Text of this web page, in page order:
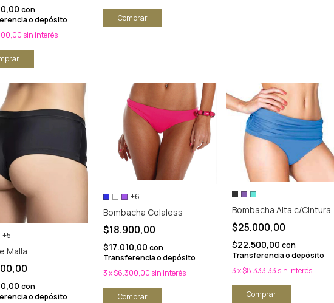
con
o depósito
sin interés
Comprar
+5
Malla
con
o depósito
+6
Bombacha Colaless
$18.900,00
$17.010,00con
Transferencia o depósito
3x$6.300,00 sin interés
Comprar
Bombacha Alta c/Cintura
$25.000,00
$22.500,00 con
Transferencia o depósito
3x$8.333,33 sin interés
Comprar